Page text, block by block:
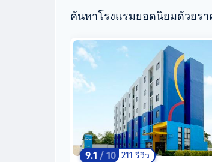
ค้นหาโรงแรมยอดนิยมด้วยร
9.1 / 10 211 รีวิว